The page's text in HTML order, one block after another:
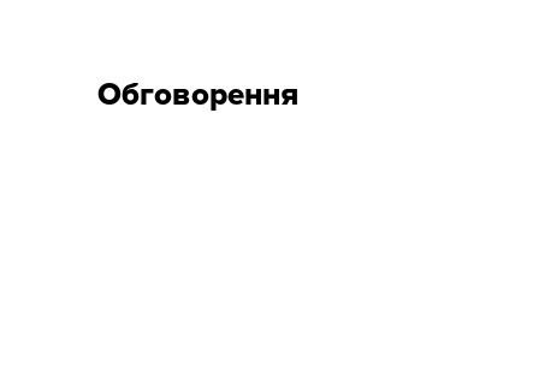
Обговорення